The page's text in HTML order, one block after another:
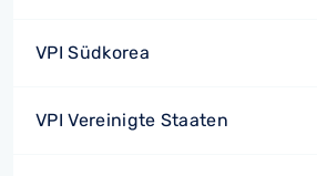
VPI Südkorea
VPI Vereinigte Staaten